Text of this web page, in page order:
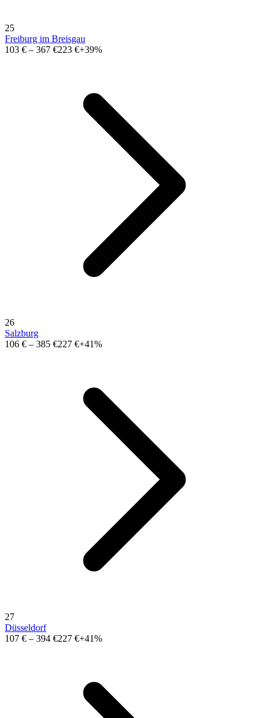
25
Freiburg im Breisgau
103 € – 367 €223 €+39%
26
Salzburg
106 € – 385 €227 €+41%
27
Düsseldorf
107 € – 394 €227 €+41%